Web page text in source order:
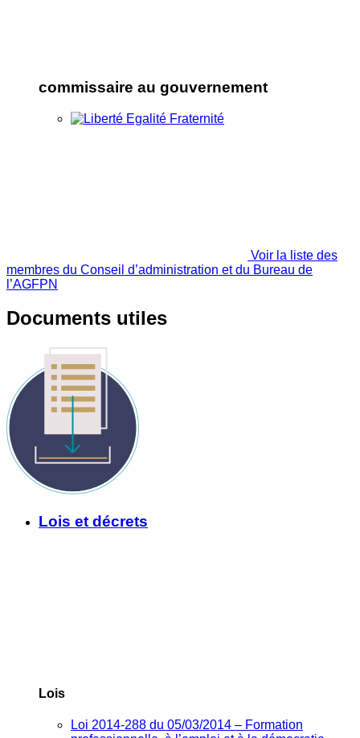
commissaire au gouvernement
Voir la liste des
membres du Conseil d’administration et du Bureau de
l’AGFPN
Documents utiles
Lois et décrets
Lois
Loi 2014-288 du 05/03/2014 – Formation